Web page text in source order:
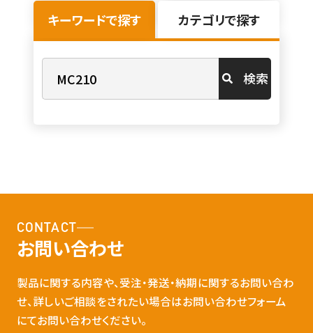
キーワードで探す カテゴリで探す
検索
CONTACT
お問い合わせ
製品に関する内容や、受注・発送・納期に関するお問い合わ
せ、詳しいご相談をされたい場合はお問い合わせフォーム
にてお問い合わせください。